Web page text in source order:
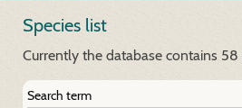
Species list
Currently the database contains 58
Search term